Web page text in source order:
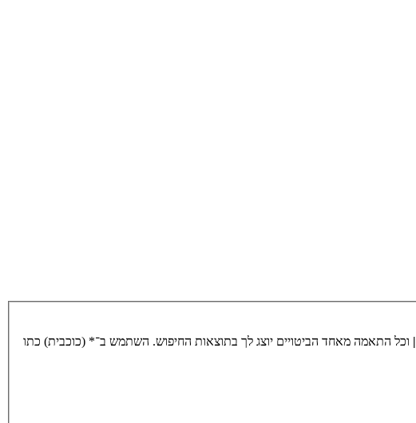
| וכל התאמה מאחד הביטויים יוצג לך בתוצאות החיפוש. השתמש ב־* (כוכבית) כתו